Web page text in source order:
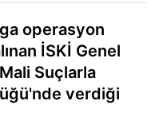
operasyon
İSKİ Genel
Suçlarla
verdiği